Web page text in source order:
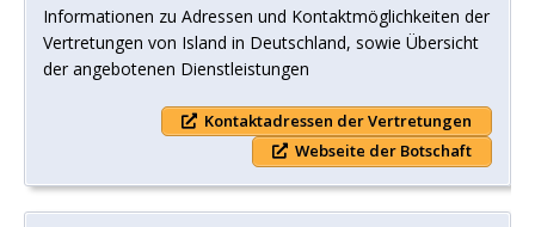
Informationen zu Adressen und Kontaktmöglichkeiten der
Vertretungen von Island in Deutschland, sowie Übersicht
der angebotenen Dienstleistungen
Kontaktadressen der Vertretungen
Webseite der Botschaft